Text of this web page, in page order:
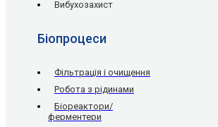
Вибухозахист
Біопроцеси
Фільтрація і очищення
Робота з рідинами
Біореактори/
ферментери